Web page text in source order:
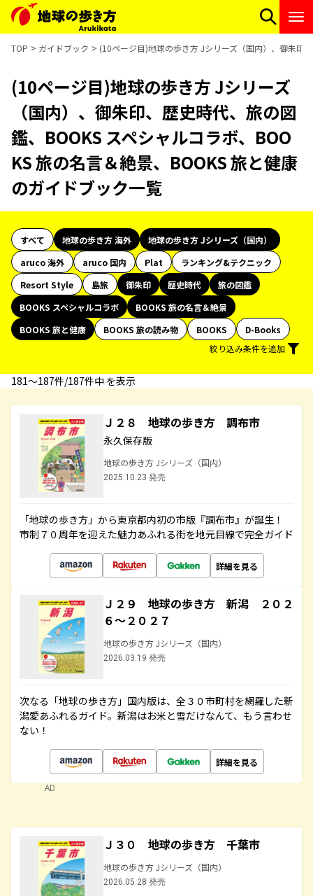
TOP ガイドブック (10ページ目)地球の歩き方 Jシリーズ（国内）、御朱印
(10ページ目)地球の歩き方 Jシリーズ
（国内）、御朱印、歴史時代、旅の図
鑑、BOOKS スペシャルコラボ、BOO
KS 旅の名言＆絶景、BOOKS 旅と健康
のガイドブック一覧
すべて 地球の歩き方 海外
地球の歩き方 Jシリーズ（国内）
aruco 海外
aruco 国内 Plat
ランキング&テクニック
Resort Style
島旅 御朱印 歴史時代
旅の図鑑
BOOKS スペシャルコラボ
BOOKS 旅の名言＆絶景
BOOKS 旅と健康
BOOKS 旅の読み物 BOOKS
D-Books
絞り込み条件を追加
181〜187件/187件中 を表示
Ｊ２８ 地球の歩き方 調布市
永久保存版
地球の歩き方 Jシリーズ（国内）
2025.10.23 発売
「地球の歩き方」から東京都内初の市版『調布市』が誕生！
市制７０周年を迎えた魅力あふれる街を地元目線で完全ガイド
詳細を見る
Ｊ２９ 地球の歩き方 新潟 ２０２
６～２０２７
地球の歩き方 Jシリーズ（国内）
2026.03.19 発売
次なる「地球の歩き方」国内版は、全３０市町村を網羅した新
潟愛あふれるガイド。新潟はお米と雪だけなんて、もう言わせ
ない！
詳細を見る
AD
Ｊ３０ 地球の歩き方 千葉市
地球の歩き方 Jシリーズ（国内）
2026.05.28 発売